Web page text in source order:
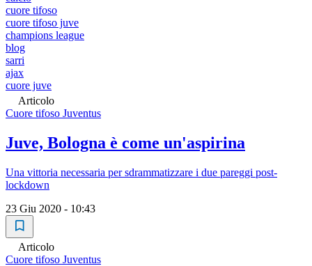
cuore tifoso
cuore tifoso juve
champions league
blog
sarri
ajax
cuore juve
Articolo
Cuore tifoso Juventus
Juve, Bologna è come un'aspirina
Una vittoria necessaria per sdrammatizzare i due pareggi post-
lockdown
23 Giu 2020 - 10:43
Articolo
Cuore tifoso Juventus